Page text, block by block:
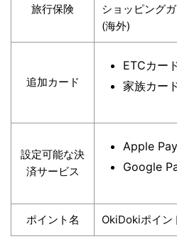
旅行保険
ショッピング
(海外)
追加カード
ETCカー
家族カー
設定可能な決
済サービス
Apple Pay
Google
ポイント名 OkiDokiポイン